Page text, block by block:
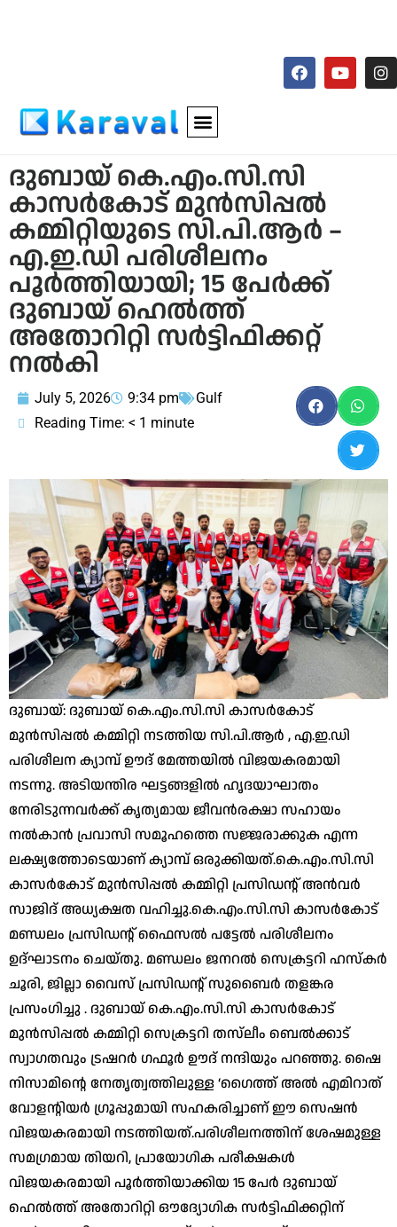
ദുബായ് കെ.എം.സി.സി
കാസർകോട് മുൻസിപ്പൽ
കമ്മിറ്റിയുടെ സി.പി.ആർ –
എ.ഇ.ഡി പരിശീലനം
പൂർത്തിയായി; 15 പേർക്ക്
ദുബായ് ഹെൽത്ത്
അതോറിറ്റി സർട്ടിഫിക്കറ്റ്
നൽകി
July 5, 2026 9:34 pm
Gulf
Reading Time: < 1 minute
ദുബായ്: ദുബായ് കെ.എം.സി.സി കാസർകോട്
മുൻസിപ്പൽ കമ്മിറ്റി നടത്തിയ സി.പി.ആർ , എ.ഇ.ഡി
പരിശീലന ക്യാമ്പ് ഊദ് മേത്തയിൽ വിജയകരമായി
നടന്നു. അടിയന്തിര ഘട്ടങ്ങളിൽ ഹൃദയാഘാതം
നേരിടുന്നവർക്ക് കൃത്യമായ ജീവൻരക്ഷാ സഹായം
നൽകാൻ പ്രവാസി സമൂഹത്തെ സജ്ജരാക്കുക എന്ന
ലക്ഷ്യത്തോടെയാണ് ക്യാമ്പ് ഒരുക്കിയത്.കെ.എം.സി.സി
കാസർകോട് മുൻസിപ്പൽ കമ്മിറ്റി പ്രസിഡന്റ് അൻവർ
സാജിദ് അധ്യക്ഷത വഹിച്ചു.കെ.എം.സി.സി കാസർകോട്
മണ്ഡലം പ്രസിഡന്റ് ഫൈസൽ പട്ടേൽ പരിശീലനം
ഉദ്ഘാടനം ചെയ്തു. മണ്ഡലം ജനറൽ സെക്രട്ടറി ഹസ്കർ
ചൂരി, ജില്ലാ വൈസ് പ്രസിഡന്റ് സുബൈർ തളങ്കര
പ്രസംഗിച്ചു . ദുബായ് കെ.എം.സി.സി കാസർകോട്
മുൻസിപ്പൽ കമ്മിറ്റി സെക്രട്ടറി തസ്‌ലീം ബെൽക്കാട്
സ്വാഗതവും ട്രഷറർ ഗഫൂർ ഊദ് നന്ദിയും പറഞ്ഞു. ഷൈ
നിസാമിന്റെ നേതൃത്വത്തിലുള്ള ‘ഗൈത്ത് അൽ എമിറാത്
വോളന്റിയർ ഗ്രൂപ്പുമായി സഹകരിച്ചാണ് ഈ സെഷൻ
വിജയകരമായി നടത്തിയത്.പരിശീലനത്തിന് ശേഷമുള്ള
സമഗ്രമായ തിയറി, പ്രായോഗിക പരീക്ഷകൾ
വിജയകരമായി പൂർത്തിയാക്കിയ 15 പേർ ദുബായ്
ഹെൽത്ത് അതോറിറ്റി ഔദ്യോഗിക സർട്ടിഫിക്കറ്റിന്